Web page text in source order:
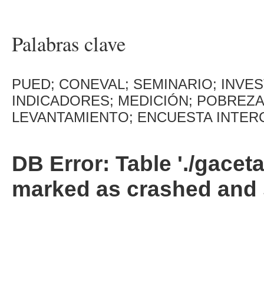
Palabras clave
PUED; CONEVAL; SEMINARIO;
INDICADORES; MEDICIÓN;
LEVANTAMIENTO; ENCUESTA
DB Error: Table './
marked as crashed